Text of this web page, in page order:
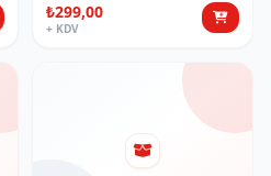
₺299,00
+ KDV